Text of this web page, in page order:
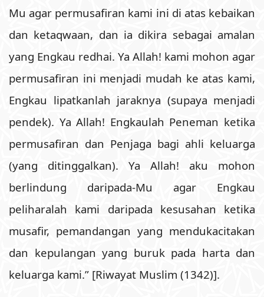
Mu agar permusafiran kami ini di atas kebaikan
dan ketaqwaan, dan ia dikira sebagai amalan
yang Engkau redhai. Ya Allah! kami mohon agar
permusafiran ini menjadi mudah ke atas kami,
Engkau lipatkanlah jaraknya (supaya menjadi
pendek). Ya Allah! Engkaulah Peneman ketika
permusafiran dan Penjaga bagi ahli keluarga
(yang ditinggalkan). Ya Allah! aku mohon
berlindung daripada-Mu agar Engkau
peliharalah kami daripada kesusahan ketika
musafir, pemandangan yang mendukacitakan
dan kepulangan yang buruk pada harta dan
keluarga kami.” [Riwayat Muslim (1342)].